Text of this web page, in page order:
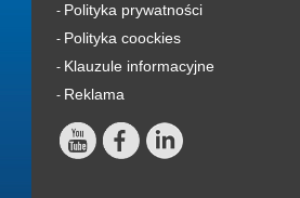
- Polityka prywatności
- Polityka coockies
- Klauzule informacyjne
- Reklama